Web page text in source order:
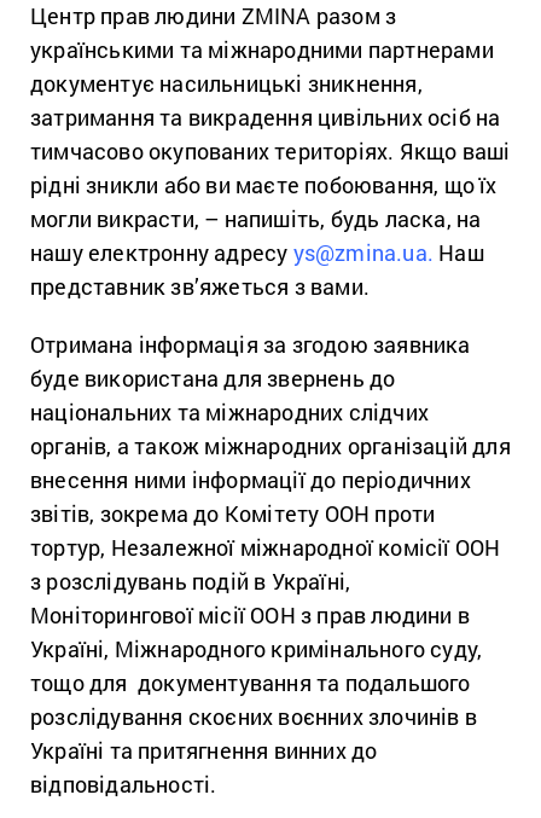
Центр прав людини ZMINA разом з
українськими та міжнародними партнерами
документує насильницькі зникнення,
затримання та викрадення цивільних осіб на
тимчасово окупованих територіях. Якщо ваші
рідні зникли або ви маєте побоювання, що їх
могли викрасти, – напишіть, будь ласка, на
нашу електронну адресу ys@zmina.ua. Наш
представник зв’яжеться з вами.
Отримана інформація за згодою заявника
буде використана для звернень до
національних та міжнародних слідчих
органів, а також міжнародних організацій для
внесення ними інформації до періодичних
звітів, зокрема до Комітету ООН проти
тортур, Незалежної міжнародної комісії ООН
з розслідувань подій в Україні,
Моніторингової місії ООН з прав людини в
Україні, Міжнародного кримінального суду,
тощо для документування та подальшого
розслідування скоєних воєнних злочинів в
Україні та притягнення винних до
відповідальності.